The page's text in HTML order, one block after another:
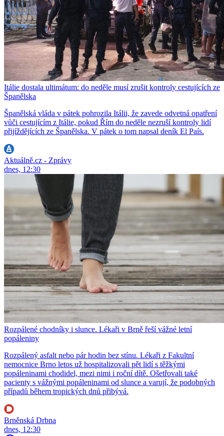
Itálie dostala ultimátum: do neděle musí zrušit kontroly cestujících ze
Španělska
Španělská vláda v pátek pohrozila Itálii, že zavede odvetná opatření
vůči cestujícím z Itálie, pokud Řím do neděle nezruší kontroly lidí
přijíždějících ze Španělska. V pátek o tom napsal deník El País.
Aktuálně.cz - Zprávy
dnes, 12:30
Rozpálené chodníky i slunce. Lékaři v Brně řeší vážné letní
popáleniny
Rozpálený asfalt nebo pár hodin bez stínu. Lékaři z Fakultní
nemocnice Brno letos už hospitalizovali pět lidí s těžkými
popáleninami chodidel, mezi nimi i roční dítě. Ošetřovali také
pacienty s vážnými popáleninami od slunce a varují, že podobných
případů během tropických dnů přibývá.
Brněnská Drbna
dnes, 12:30